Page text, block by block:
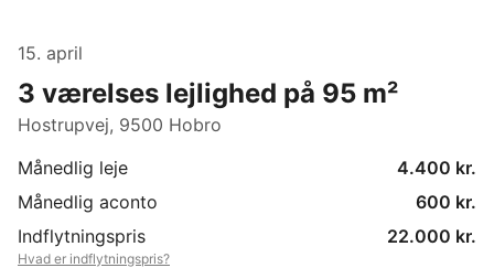
15. april
3 værelses lejlighed på 95 m²
Hostrupvej, 9500 Hobro
Månedlig leje
4.400 kr.
Månedlig aconto
600 kr.
Indflytningspris
22.000 kr.
Hvad er indflytningspris?